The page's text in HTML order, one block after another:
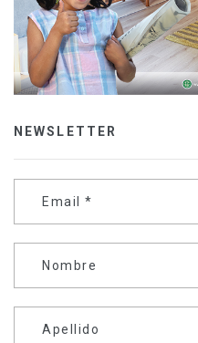
NEWSLETTER
Email *
Nombre
Apellido